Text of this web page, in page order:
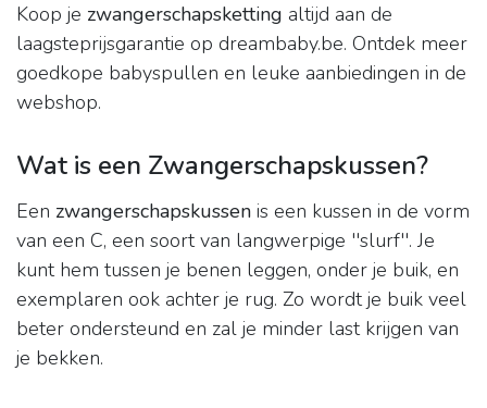
Koop je zwangerschapsketting altijd aan de
laagsteprijsgarantie op dreambaby.be. Ontdek meer
goedkope babyspullen en leuke aanbiedingen in de
webshop.
Wat is een Zwangerschapskussen?
Een zwangerschapskussen is een kussen in de vorm
van een C, een soort van langwerpige ''slurf''. Je
kunt hem tussen je benen leggen, onder je buik, en
exemplaren ook achter je rug. Zo wordt je buik veel
beter ondersteund en zal je minder last krijgen van
je bekken.